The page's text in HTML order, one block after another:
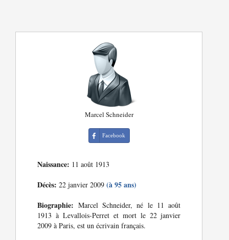
Marcel Schneider
Facebook
Naissance: 11 août 1913
Décès: 22 janvier 2009(à 95 ans)
Biographie: Marcel Schneider, né le 11 août
1913 à Levallois-Perret et mort le 22 janvier
2009 à Paris, est un écrivain français.